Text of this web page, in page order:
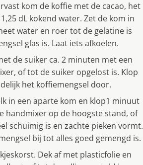
kom de koffie met de cacao, het
dL kokend water. Zet de kom in
water en roer tot de gelatine is
glas is. Laat iets afkoelen.
de suiker ca. 2 minuten met een
of tot de suiker opgelost is. Klop
het koffiemengsel door.
in een aparte kom en klop1 minuut
handmixer op de hoogste stand, of
schuimig is en zachte pieken vormt.
bij tot alles goed gemengd is.
Dek af met plasticfolie en